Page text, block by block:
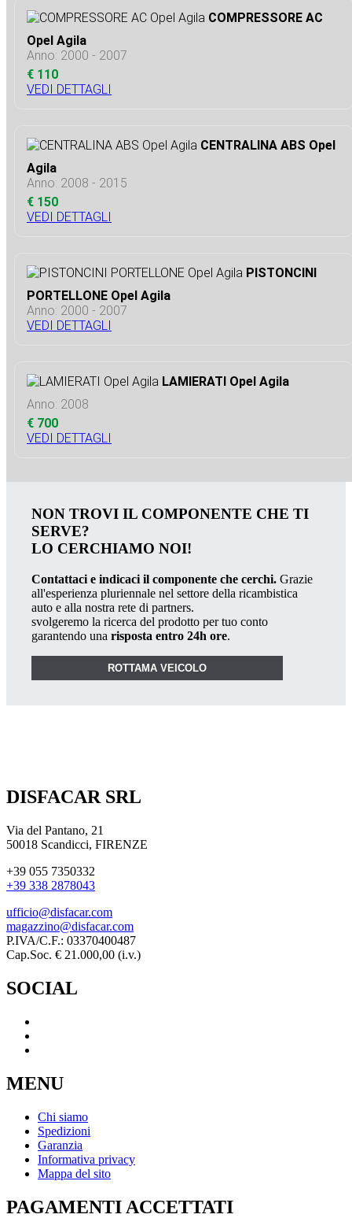
COMPRESSORE AC
Opel Agila
Anno: 2000 - 2007
€ 110
VEDI DETTAGLI
CENTRALINA ABS Opel
Agila
Anno: 2008 - 2015
€ 150
VEDI DETTAGLI
PISTONCINI
PORTELLONE Opel Agila
Anno: 2000 - 2007
VEDI DETTAGLI
LAMIERATI Opel Agila
Anno: 2008
€ 700
VEDI DETTAGLI
NON TROVI IL COMPONENTE CHE TI
SERVE?
LO CERCHIAMO NOI!
Contattaci e indicaci il componente che cerchi. Grazie
all'esperienza pluriennale nel settore della ricambistica
auto e alla nostra rete di partners.
svolgeremo la ricerca del prodotto per tuo conto
garantendo una risposta entro 24h ore.
ROTTAMA VEICOLO
DISFACAR SRL
Via del Pantano, 21
50018 Scandicci, FIRENZE
+39 055 7350332
+39 338 2878043
ufficio@disfacar.com
magazzino@disfacar.com
P.IVA/C.F.: 03370400487
Cap.Soc. € 21.000,00 (i.v.)
SOCIAL
MENU
Chi siamo
Spedizioni
Garanzia
Informativa privacy
Mappa del sito
PAGAMENTI ACCETTATI